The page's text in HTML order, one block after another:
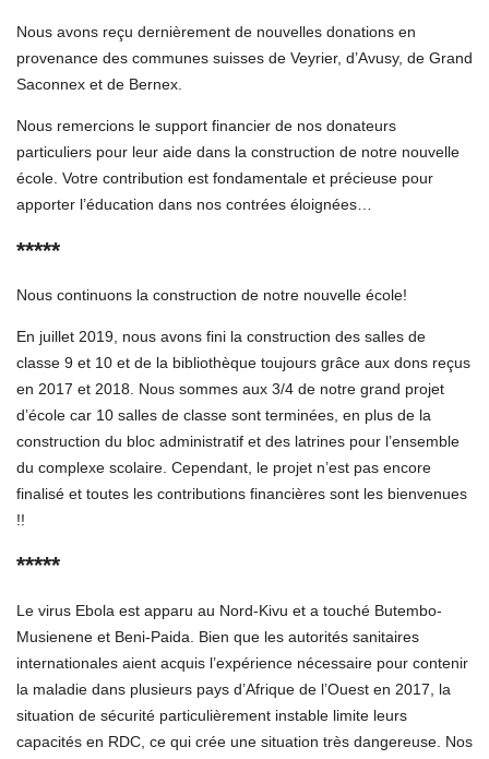
Nous avons reçu dernièrement de nouvelles donations en
provenance des communes suisses de Veyrier, d’Avusy, de Grand
Saconnex et de Bernex.
Nous remercions le support financier de nos donateurs
particuliers pour leur aide dans la construction de notre nouvelle
école. Votre contribution est fondamentale et précieuse pour
apporter l’éducation dans nos contrées éloignées…
*****
Nous continuons la construction de notre nouvelle école!
En juillet 2019, nous avons fini la construction des salles de
classe 9 et 10 et de la bibliothèque toujours grâce aux dons reçus
en 2017 et 2018. Nous sommes aux 3/4 de notre grand projet
d’école car 10 salles de classe sont terminées, en plus de la
construction du bloc administratif et des latrines pour l’ensemble
du complexe scolaire. Cependant, le projet n’est pas encore
finalisé et toutes les contributions financières sont les bienvenues
!!
*****
Le virus Ebola est apparu au Nord-Kivu et a touché Butembo-
Musienene et Beni-Paida. Bien que les autorités sanitaires
internationales aient acquis l’expérience nécessaire pour contenir
la maladie dans plusieurs pays d’Afrique de l’Ouest en 2017, la
situation de sécurité particulièrement instable limite leurs
capacités en RDC, ce qui crée une situation très dangereuse. Nos